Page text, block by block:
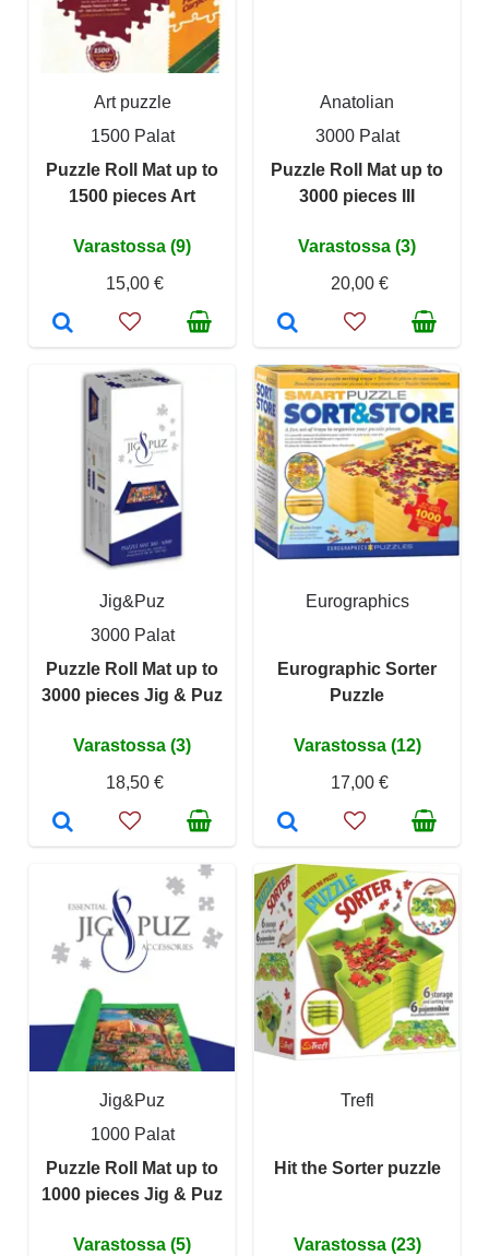
Art puzzle
1500 Palat
Puzzle Roll Mat up to
1500 pieces Art
Varastossa (9)
15,00 €
Anatolian
3000 Palat
Puzzle Roll Mat up to
3000 pieces III
Varastossa (3)
20,00 €
Jig&Puz
3000 Palat
Puzzle Roll Mat up to
3000 pieces Jig & Puz
Varastossa (3)
18,50 €
Eurographics
Eurographic Sorter
Puzzle
Varastossa (12)
17,00 €
Jig&Puz
1000 Palat
Puzzle Roll Mat up to
1000 pieces Jig & Puz
Varastossa (5)
Trefl
Hit the Sorter puzzle
Varastossa (23)